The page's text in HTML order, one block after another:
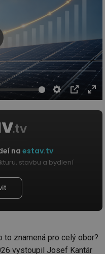
na estav.tv
stavbu a bydlení
znamená pro celý obor?
vystoupil Josef Kantár